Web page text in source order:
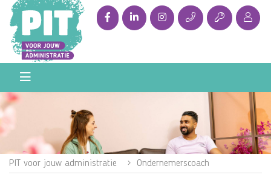
PIT voor jouw administratie Ondernemerscoach